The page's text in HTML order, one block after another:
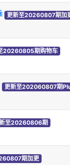
更新至20260807期加
20260805期购物车
更新至202060807期
至20260806期
期加更